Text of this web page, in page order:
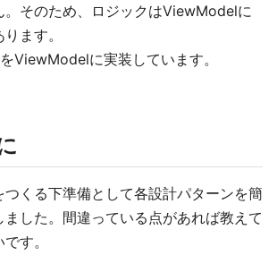
。そのため、ロジックはViewModelに
ます。
ViewModelに実装しています。
くる下準備として各設計パターンを簡
した。間違っている点があれば教えて
す。